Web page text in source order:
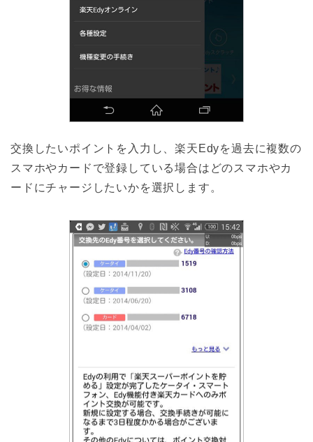
交換したいポイントを入力し、楽天Edyを過去に複数の
スマホやカードで登録している場合はどのスマホやカ
ードにチャージしたいかを選択します。